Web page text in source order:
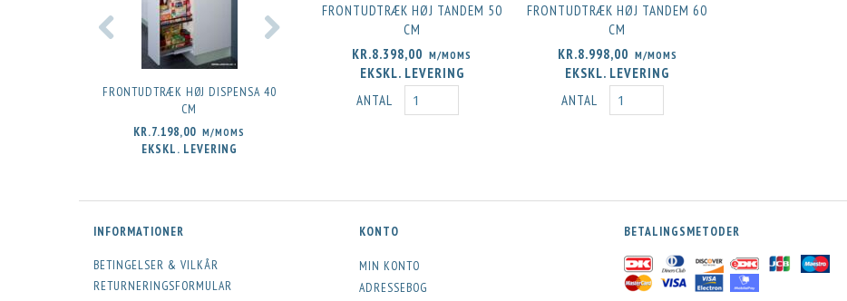
FRONTUDTRÆK HØJ DISPENSA 40
CM
KR.7.198,00 M/MOMS
EKSKL. LEVERING
FRONTUDTRÆK SEMI-HØJ
DISPENSA 40 CM
FRONTUDTRÆK SEMI-HØJ
DISPENSA SWING 40 CM
FRONTUDTRÆK HØJ TANDEM 50
CM
KR.8.398,00 M/MOMS
EKSKL. LEVERING
ANTAL
FRONTUDTRÆK HØJ TANDEM 60
CM
KR.8.998,00 M/MOMS
EKSKL. LEVERING
ANTAL
INFORMATIONER
BETINGELSER & VILKÅR
RETURNERINGSFORMULAR
KONTO
MIN KONTO
ADRESSEBOG
BETALINGSMETODER